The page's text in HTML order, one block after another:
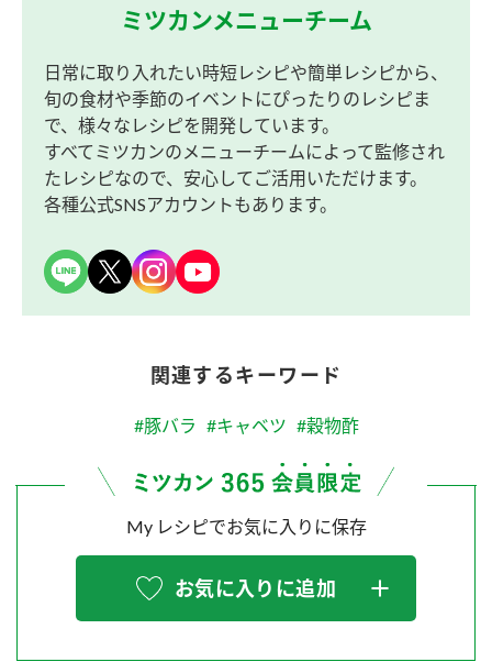
ミツカンメニューチーム
日常に取り入れたい時短レシピや簡単レシピから、
旬の食材や季節のイベントにぴったりのレシピま
で、様々なレシピを開発しています。
すべてミツカンのメニューチームによって監修され
たレシピなので、安心してご活用いただけます。
各種公式SNSアカウントもあります。
関連するキーワード
#豚バラ #キャベツ #穀物酢
My レシピでお気に入りに保存
お気に入りに追加